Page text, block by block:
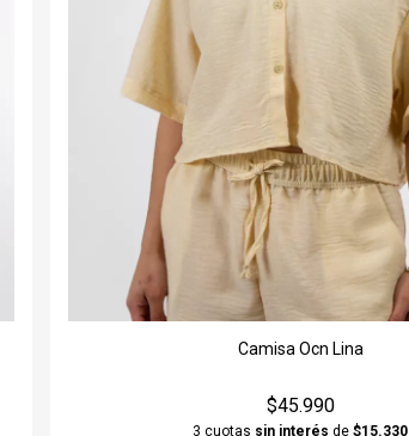
Camisa Ocn Lina
$45.990
3 cuotas sin interés de $15.330